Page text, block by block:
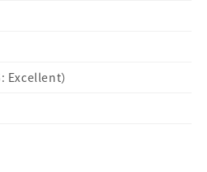
Excellent）